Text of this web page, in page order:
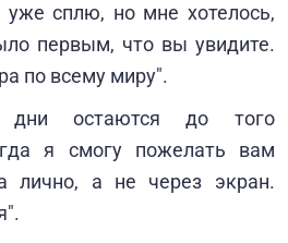
уже сплю, но мне хотелось,
первым, что вы увидите.
по всему миру".
дни остаются до того
я смогу пожелать вам
лично, а не через экран.